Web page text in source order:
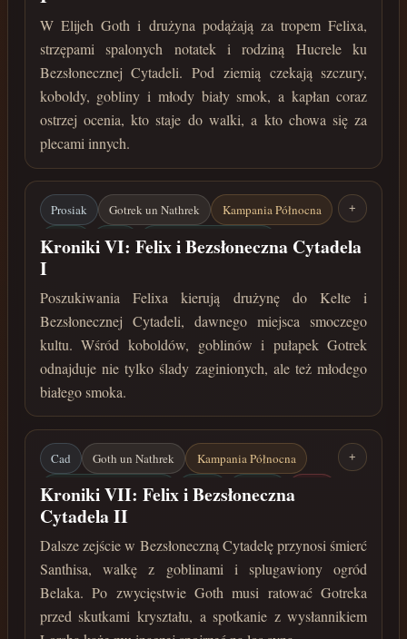
listopad 34 roku przed Zaćmieniem
W Elijeh Goth i drużyna podążają za tropem Felixa,
strzępami spalonych notatek i rodziną Hucrele ku
Bezsłonecznej Cytadeli. Pod ziemią czekają szczury,
koboldy, gobliny i młody biały smok, a kapłan coraz
ostrzej ocenia, kto staje do walki, a kto chowa się za
plecami innych.
Prosiak Gotrek un Nathrek
Kampania Północna
Elijeh
Felix
Bezsłoneczna Cytadela
listopad 34 roku przed Zaćmieniem
+
Kroniki VI: Felix i Bezsłoneczna Cytadela
I
Poszukiwania Felixa kierują drużynę do Kelte i
Bezsłonecznej Cytadeli, dawnego miejsca smoczego
kultu. Wśród koboldów, goblinów i pułapek Gotrek
odnajduje nie tylko ślady zaginionych, ale też młodego
białego smoka.
Cad Goth un Nathrek
Kampania Północna
Bezsłoneczna Cytadela
Belak Santhis
Splugawiony ogród
listopad 34 roku przed Zaćmieniem
+
Kroniki VII: Felix i Bezsłoneczna
Cytadela II
Dalsze zejście w Bezsłoneczną Cytadelę przynosi śmierć
Santhisa, walkę z goblinami i splugawiony ogród
Belaka. Po zwycięstwie Goth musi ratować Gotreka
przed skutkami kryształu, a spotkanie z wysłannikiem